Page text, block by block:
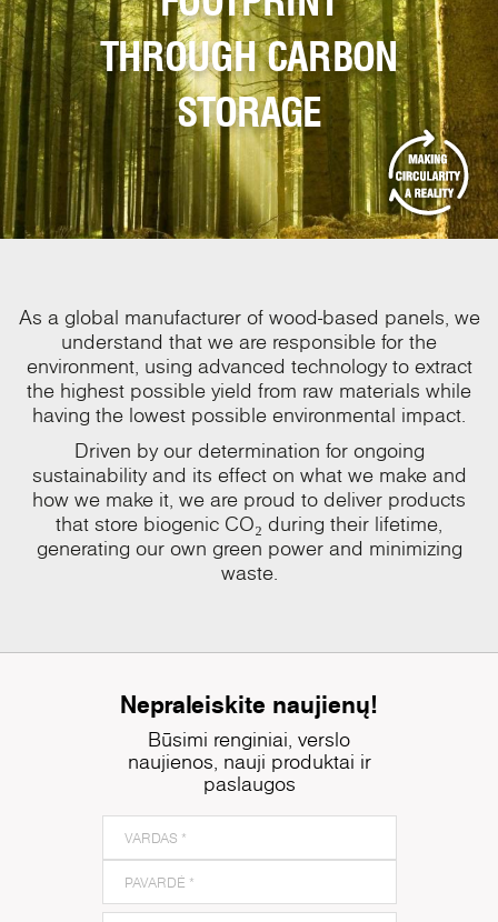
THROUGH CARBON
STORAGE
As a global manufacturer of wood-based panels, we
understand that we are responsible for the
environment, using advanced technology to extract
the highest possible yield from raw materials while
having the lowest possible environmental impact.
Driven by our determination for ongoing
sustainability and its effect on what we make and
how we make it, we are proud to deliver products
that store biogenic CO₂ during their lifetime,
generating our own green power and minimizing
waste.
Nepraleiskite naujienų!
Būsimi renginiai, verslo
naujienos, nauji produktai ir
paslaugos